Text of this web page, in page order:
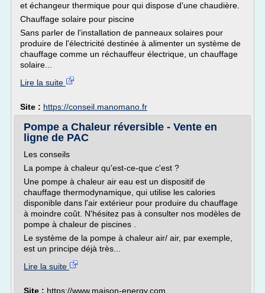
et échangeur thermique pour qui dispose d'une chaudière.
Chauffage solaire pour piscine
Sans parler de l'installation de panneaux solaires pour
produire de l'électricité destinée à alimenter un système de
chauffage comme un réchauffeur électrique, un chauffage
solaire...
Lire la suite
Site : https://conseil.manomano.fr
Pompe a Chaleur réversible - Vente en
ligne de PAC
Les conseils
La pompe à chaleur qu'est-ce-que c'est ?
Une pompe à chaleur air eau est un dispositif de
chauffage thermodynamique, qui utilise les calories
disponible dans l'air extérieur pour produire du chauffage
à moindre coût. N'hésitez pas à consulter nos modèles de
pompe à chaleur de piscines .
Le système de la pompe à chaleur air/ air, par exemple,
est un principe déjà très...
Lire la suite
Site : https://www.maison-energy.com